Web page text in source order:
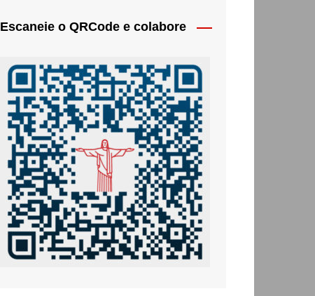
Escaneie o QRCode e colabore